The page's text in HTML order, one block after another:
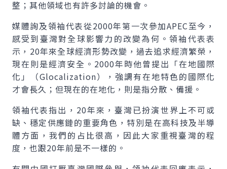
整；其他領域也有許多討論的機會。
媒體詢及領袖代表從2000年第一次參加APEC至今，
感受到臺灣對全球影響力的改變為何。領袖代表表
示，20年來全球經濟形勢改變，過去追求經濟繁榮，
現在則是經濟安全。2000年時他曾提出「在地國際
化」（Glocalization），強調有在地特色的國際化
才會長久；但現在的在地化，則是指分散、備援。
領袖代表指出，20年來，臺灣已扮演世界上不可或
缺、穩定供應鏈的重要角色，特別是在高科技及半導
體方面，我們的占比很高，因此大家重視臺灣的程
度，也跟20年前是不一樣的。